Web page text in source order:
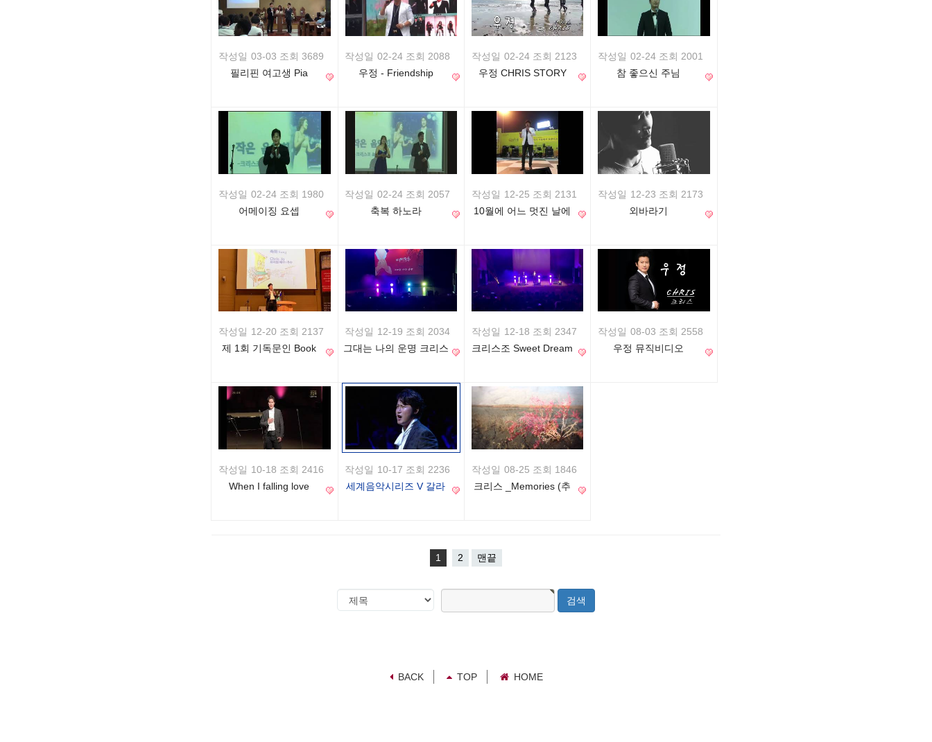
작성일 03-03 조회 3689
필리핀 여고생 Pia
작성일 02-24 조회 2088
우정 - Friendship
작성일 02-24 조회 2123
우정 CHRIS STORY
작성일 02-24 조회 2001
참 좋으신 주님
작성일 02-24 조회 1980
어메이징 요셉
작성일 02-24 조회 2057
축복 하노라
작성일 12-25 조회 2131
10월에 어느 멋진 날에
작성일 12-23 조회 2173
외바라기
작성일 12-20 조회 2137
제 1회 기독문인 Book
작성일 12-19 조회 2034
그대는 나의 운명 크리스
작성일 12-18 조회 2347
크리스조 Sweet Dream
작성일 08-03 조회 2558
우정 뮤직비디오
작성일 10-18 조회 2416
When I falling love
작성일 10-17 조회 2236
세계음악시리즈 V 갈라
작성일 08-25 조회 1846
크리스 _Memories (추
1 2 맨끝
검
색
검
BACK TOP HOME